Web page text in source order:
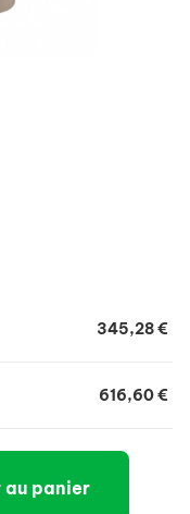
345,28 €
616,60 €
au panier